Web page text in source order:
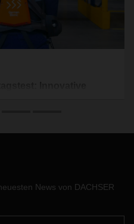
den Arbeitsalltag im
News von DACHSER